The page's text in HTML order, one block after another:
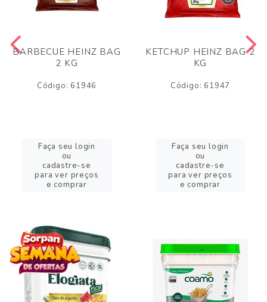
BARBECUE HEINZ BAG
2 KG
Código: 61946
Faça seu login
ou
cadastre-se
para ver preços
e comprar
KETCHUP HEINZ BAG 2
KG
Código: 61947
Faça seu login
ou
cadastre-se
para ver preços
e comprar